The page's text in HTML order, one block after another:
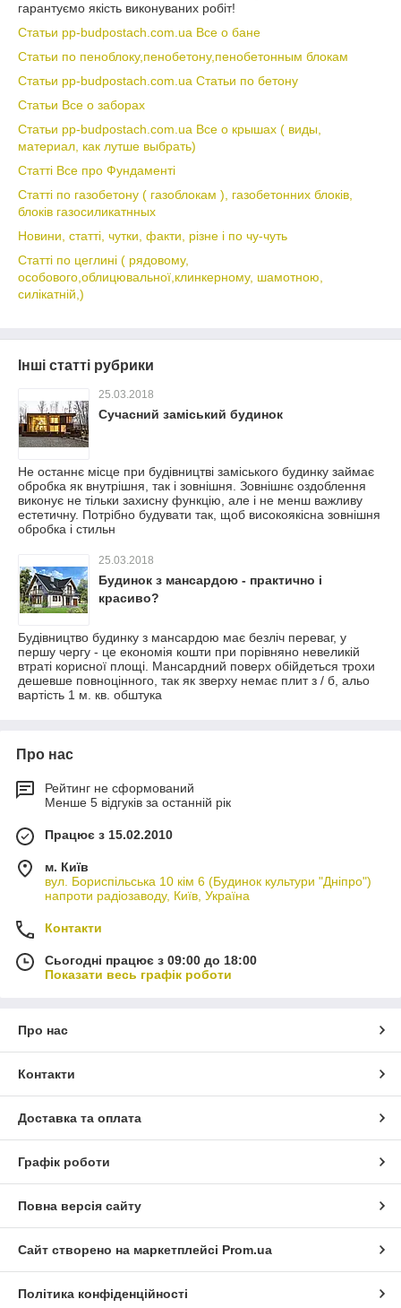
гарантуємо якість виконуваних робіт!
Статьи pp-budpostach.com.ua Все о бане
Статьи по пеноблоку,пенобетону,пенобетонным блокам
Статьи pp-budpostach.com.ua Статьи по бетону
Статьи Все о заборах
Статьи pp-budpostach.com.ua Все о крышах ( виды,
материал, как лутше выбрать)
Статті Все про Фундаменті
Статті по газобетону ( газоблокам ), газобетонних блоків,
блоків газосиликатнных
Новини, статті, чутки, факти, різне і по чу-чуть
Статті по цеглині ( рядовому,
особового,облицювальної,клинкерному, шамотною,
силікатній,)
Інші статті рубрики
25.03.2018
Сучасний заміський будинок
Не останнє місце при будівництві заміського будинку займає
обробка як внутрішня, так і зовнішня. Зовнішнє оздоблення
виконує не тільки захисну функцію, але і не менш важливу
естетичну. Потрібно будувати так, щоб високоякісна зовнішня
обробка і стильн
25.03.2018
Будинок з мансардою - практично і
красиво?
Будівництво будинку з мансардою має безліч переваг, у
першу чергу - це економія кошти при порівняно невеликій
втраті корисної площі. Мансардний поверх обійдеться трохи
дешевше повноцінного, так як зверху немає плит з / б, альо
вартість 1 м. кв. обштука
Про нас
Рейтинг не сформований
Менше 5 відгуків за останній рік
Працює з 15.02.2010
м. Київ
вул. Бориспільська 10 кім 6 (Будинок культури "Дніпро")
напроти радіозаводу, Київ, Україна
Контакти
Сьогодні працює з 09:00 до 18:00
Показати весь графік роботи
Про нас
Контакти
Доставка та оплата
Графік роботи
Повна версія сайту
Сайт створено на маркетплейсі Prom.ua
Політика конфіденційності